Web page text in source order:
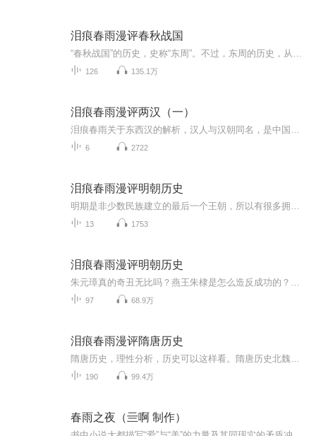
泪痕春雨漫评春秋战国
126 135.1万
泪痕春雨漫评两汉（一）
6 2722
泪痕春雨漫评明朝历史
13 1753
泪痕春雨漫评明朝历史
97 68.9万
泪痕春雨漫评隋唐历史
190 99.4万
春雨之夜（亖啊 制作）